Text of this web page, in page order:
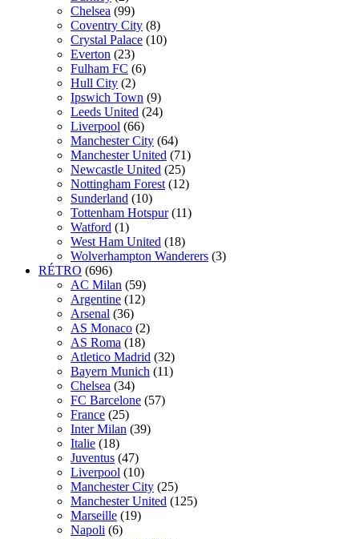
Chelsea (99)
Coventry City (8)
Crystal Palace (10)
Everton (23)
Fulham FC (6)
Hull City (2)
Ipswich Town (9)
Leeds United (24)
Liverpool (66)
Manchester City (64)
Manchester United (71)
Newcastle United (25)
Nottingham Forest (12)
Sunderland (10)
Tottenham Hotspur (11)
Watford (1)
West Ham United (18)
Wolverhampton Wanderers (3)
RÉTRO (696)
AC Milan (59)
Argentine (12)
Arsenal (36)
AS Monaco (2)
AS Roma (18)
Atletico Madrid (32)
Bayern Munich (11)
Chelsea (34)
FC Barcelone (57)
France (25)
Inter Milan (39)
Italie (18)
Juventus (47)
Liverpool (10)
Manchester City (25)
Manchester United (125)
Marseille (19)
Napoli (6)